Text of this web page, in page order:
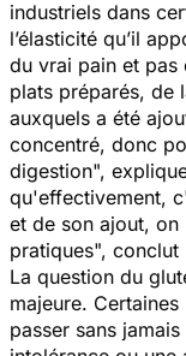
industriels dans
l’élasticité qu’il
du vrai pain et pas
plats préparés, de
auxquels a été
concentré, donc
digestion",
qu'effectivement,
et de son ajout,
pratiques", conclut
La question du
majeure.
passer sans